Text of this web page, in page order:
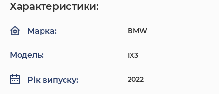
Характеристики:
Марка: BMW
Модель: IX3
Рік випуску: 2022